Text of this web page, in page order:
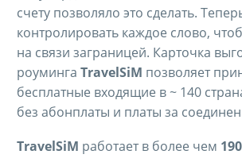
счету позволяло это сделать.
контролировать каждое слово,
на связи заграницей. Карточка
роуминга TravelSiM позволяет
бесплатные входящие в ~ 140
без абонплаты и платы за
TravelSiM работает в более чем